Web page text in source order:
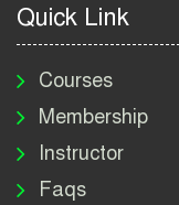
Quick Link
Courses
Membership
Instructor
Faqs